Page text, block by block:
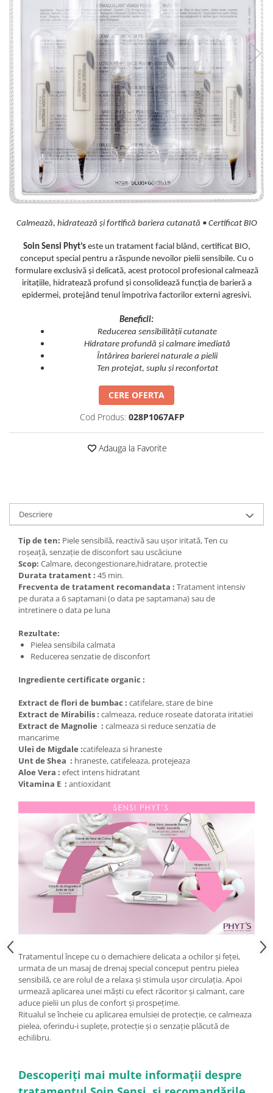
Creme bio anti-poluare
Creme bio piele grasă acneică
Calmează, hidratează și fortifică bariera cutanată • Certificat BIO
Soin Sensi Phyt’s este un tratament facial blând, certificat BIO,
conceput special pentru a răspunde nevoilor pielii sensibile. Cu o
formulare exclusivă și delicată, acest protocol profesional calmează
iritațiile, hidratează profund și consolidează funcția de barieră a
epidermei, protejând tenul împotriva factorilor externi agresivi.
Beneficii:
Reducerea sensibilității cutanate
Hidratare profundă și calmare imediată
Întărirea barierei naturale a pielii
Ten protejat, suplu și reconfortat
CERE OFERTA
Cod Produs: 028P1067AFP
Adauga la Favorite
Descriere
Tip de ten: Piele sensibilă, reactivă sau ușor iritată, Ten cu
roșeață, senzație de disconfort sau uscăciune
Scop: Calmare, decongestionare,hidratare, protectie
Durata tratament : 45 min.
Frecventa de tratament recomandata : Tratament intensiv
pe durata a 6 saptamani (o data pe saptamana) sau de
intretinere o data pe luna
Rezultate:
Pielea sensibila calmata
Reducerea senzatie de disconfort
Ingrediente certificate organic :
Extract de flori de bumbac : catifelare, stare de bine
Extract de Mirabilis : calmeaza, reduce roseate datorata iritatiei
Extract de Magnolie : calmeaza si reduce senzatia de
mancarime
Ulei de Migdale :catifeleaza si hraneste
Unt de Shea : hraneste, catifeleaza, protejeaza
Aloe Vera : efect intens hidratant
Vitamina E : antioxidant
Tratamentul începe cu o demachiere delicata a ochilor și feței,
urmata de un masaj de drenaj special conceput pentru pielea
sensibilă, ce are rolul de a relaxa și stimula ușor circulația. Apoi
urmează aplicarea unei măști cu efect răcoritor și calmant, care
aduce pielii un plus de confort și prospețime.
Ritualul se încheie cu aplicarea emulsiei de protecție, ce calmeaza
pielea, oferindu-i suplețe, protecție și o senzație plăcută de
echilibru.
Descoperiți mai multe informații despre